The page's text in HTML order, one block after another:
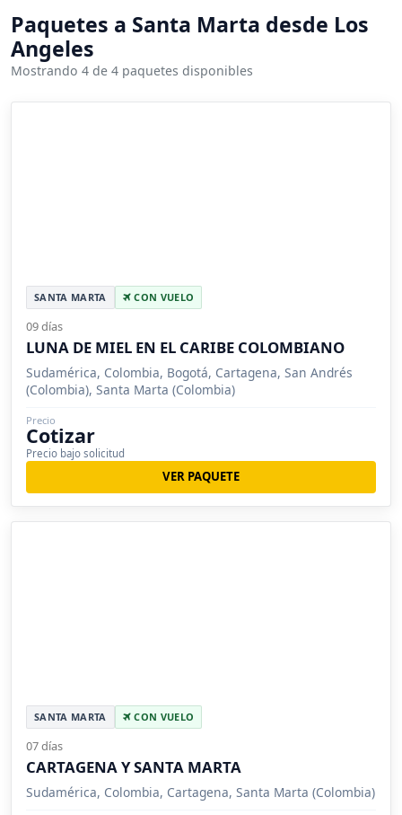
Paquetes a Santa Marta desde Los
Angeles
Mostrando 4 de 4 paquetes disponibles
SANTA MARTA CON VUELO
09 días
LUNA DE MIEL EN EL CARIBE COLOMBIANO
Sudamérica, Colombia, Bogotá, Cartagena, San Andrés
(Colombia), Santa Marta (Colombia)
Precio
Cotizar
Precio bajo solicitud
VER PAQUETE
SANTA MARTA CON VUELO
07 días
CARTAGENA Y SANTA MARTA
Sudamérica, Colombia, Cartagena, Santa Marta (Colombia)